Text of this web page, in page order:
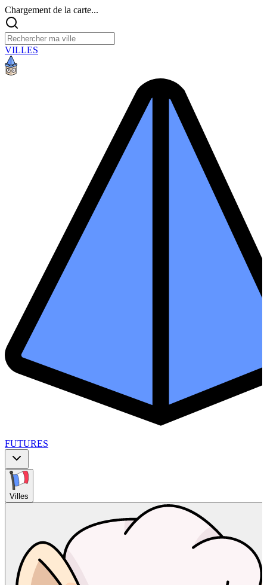
Chargement de la carte...
VILLES
FUTURES
Villes